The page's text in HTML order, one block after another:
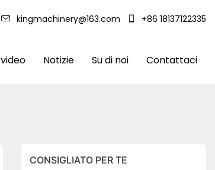
kingmachinery@163.com +86 18137122335
video Notizie Su di noi Contattaci
CONSIGLIATO PER TE